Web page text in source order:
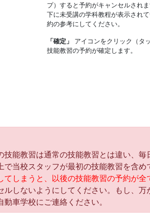
プ）すると予約がキャンセルされ
下に未受講の学科教程が表示され
約の参考にしてください。
「確定」
アイコンをクリック（タ
技能教習の予約が確定します。
能教習は通常の技能教習とは違い、毎
当校スタッフが最初の技能教習を含め
てしまうと、以後の技能教習の予約が全
しないようにしてください。もし、万
車学校にご連絡ください。